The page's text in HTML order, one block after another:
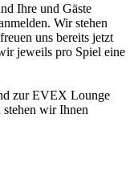
Ihre und Gäste
Wir stehen
uns bereits jetzt
jeweils pro Spiel eine
zur EVEX Lounge
wir Ihnen